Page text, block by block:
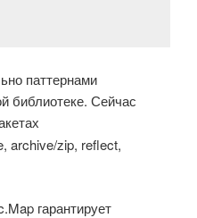
паттернами
библиотеке. Сейчас
archive/zip, reflect,
гарантирует